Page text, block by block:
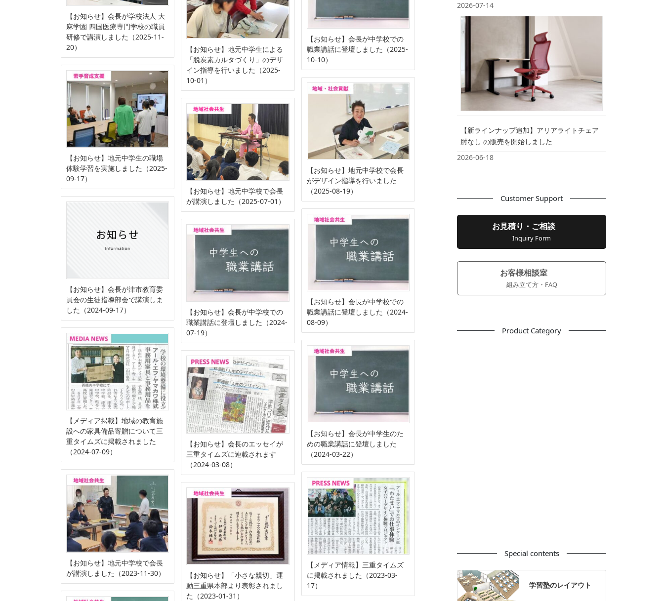
【お知らせ】会長が学校法人 大
麻学園 四国医療専門学校の職員
研修で講演しました（2025-11-
20）
【お知らせ】会長が中学校での
職業講話に登壇しました（2025-
10-10）
【お知らせ】地元中学生による
「脱炭素カルタづくり」のデザ
イン指導を行いました（2025-
10-01）
【お知らせ】地元中学生の職場
体験学習を実施しました（2025-
09-17）
【お知らせ】地元中学校で会長
がデザイン指導を行いました
（2025-08-19）
【お知らせ】地元中学校で会長
が講演しました（2025-07-01）
【お知らせ】会長が津市教育委
員会の生徒指導部会で講演しま
した（2024-09-17）
【お知らせ】会長が中学校での
職業講話に登壇しました（2024-
08-09）
【お知らせ】会長が中学校での
職業講話に登壇しました（2024-
07-19）
【メディア掲載】地域の教育施
設への家具備品寄贈について三
重タイムズに掲載されました
（2024-07-09）
【お知らせ】会長が中学生のた
めの職業講話に登壇しました
（2024-03-22）
【お知らせ】会長のエッセイが
三重タイムズに連載されます
（2024-03-08）
【お知らせ】地元中学校で会長
が講演しました（2023-11-30）
【メディア情報】三重タイムズ
に掲載されました（2023-03-
17）
【お知らせ】「小さな親切」運
動三重県本部より表彰されまし
た（2023-01-31）
2026-07-14
【新ラインナップ追加】アリアライトチェア
肘なし の販売を開始しました
2026-06-18
Customer Support
お見積り・ご相談
Inquiry Form
お客様相談室
組み立て方・FAQ
Product Category
Special contents
学習塾のレイアウト